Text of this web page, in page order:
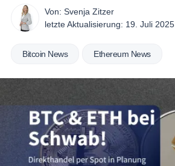
Von: Svenja Zitzer
letzte Aktualisierung: 19. Juli 2025
Bitcoin News Ethereum News